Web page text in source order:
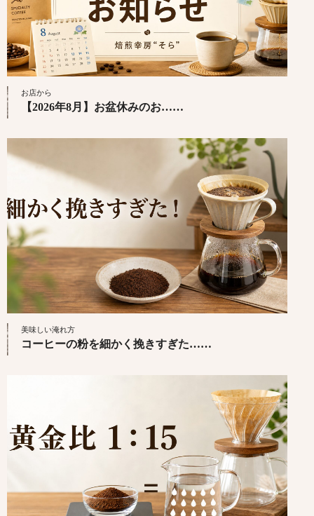
お店から
【2026年8月】お盆休みのお……
美味しい淹れ方
コーヒーの粉を細かく挽きすぎた……